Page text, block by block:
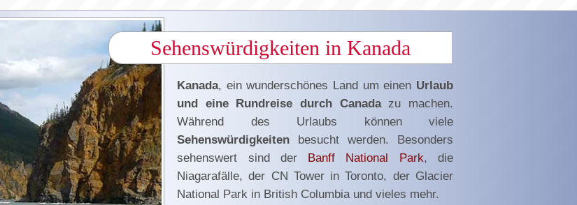
Kanada, ein wunderschönes Land um einen Urlaub
und eine Rundreise durch Canadazu machen.
Während des Urlaubs können viele
Sehenswürdigkeiten besucht werden. Besonders
sehenswert sind der Banff National Park, die
Niagarafälle, der CN Tower in Toronto, der Glacier
National Park in British Columbia und vieles mehr.
Sehenswürdigkeiten in Kanada